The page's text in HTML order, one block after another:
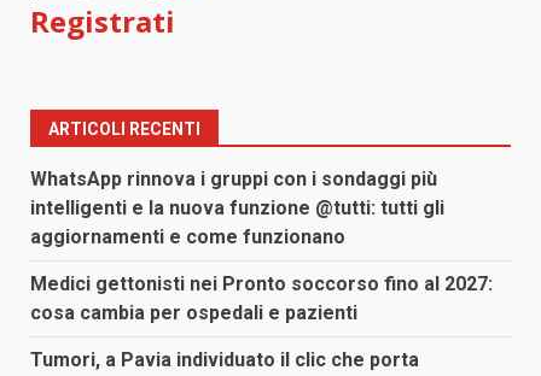
Registrati
ARTICOLI RECENTI
WhatsApp rinnova i gruppi con i sondaggi più
intelligenti e la nuova funzione @tutti: tutti gli
aggiornamenti e come funzionano
Medici gettonisti nei Pronto soccorso fino al 2027:
cosa cambia per ospedali e pazienti
Tumori, a Pavia individuato il clic che porta